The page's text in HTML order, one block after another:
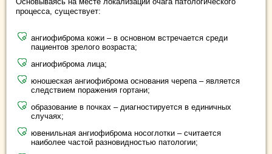
процесса, существует:
ангиофиброма кожи – в основном встречается среди
пациентов зрелого возраста;
ангиофиброма лица;
юношеская ангиофиброма основания черепа – является
следствием поражения гортани;
образование в почках – диагностируется в единичных
случаях;
ювенильная ангиофиброма носоглотки – считается
наиболее частой разновидностью патологии;